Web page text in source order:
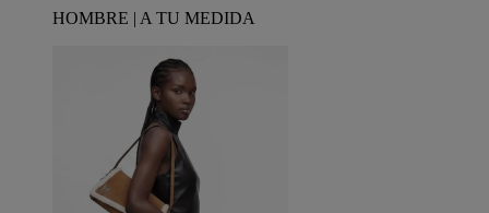
HOMBRE | A TU MEDIDA